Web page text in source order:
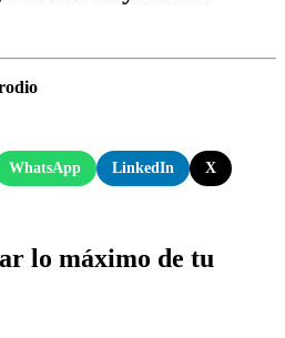
WhatsApp LinkedIn X
lo máximo de tu